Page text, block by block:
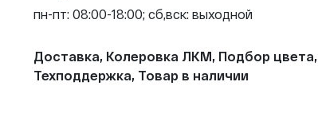
пн-пт: 08:00-18:00; сб,вск: выходной
Доставка, Колеровка ЛКМ, Подбор цвета,
Техподдержка, Товар в наличии